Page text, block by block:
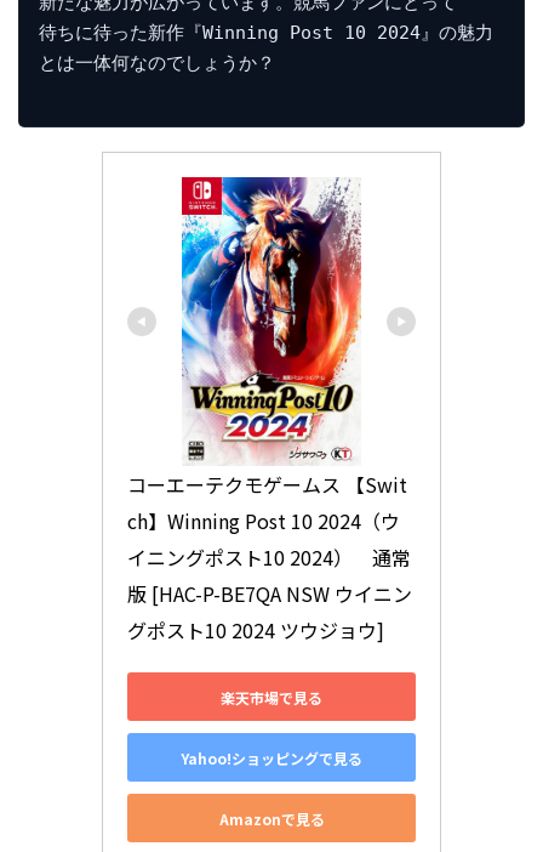
待ちに待った新作『Winning Post 10 2024』の魅力
とは一体何なのでしょうか？
コーエーテクモゲームス 【Swit
ch】Winning Post 10 2024（ウ
イニングポスト10 2024）　通常
版 [HAC-P-BE7QA NSW ウイニン
グポスト10 2024 ツウジョウ]
楽天市場で見る
Yahoo!ショッピングで見る
Amazonで見る